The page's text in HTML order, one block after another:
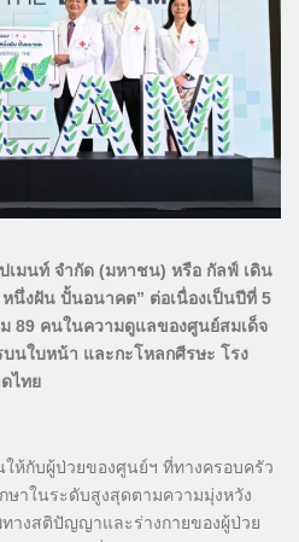
เมนท์ จำกัด (มหาชน) หรือ กัลฟ์ เดิน
นึ่งฝัน ปั้นอนาคต” ต่อเนื่องเป็นปีที่ 5
89 คนในความดูแลของศูนย์สมเด็จ
นใบหน้า และกะโหลกศีรษะ โรง
ไทย
ห้กับผู้ป่วยของศูนย์ฯ ที่ทางครอบครัว
ษาในระดับสูงสุดตามความมุ่งหวัง
างสติปัญญาและร่างกายของผู้ป่วย